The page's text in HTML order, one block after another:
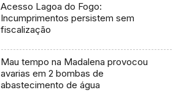
Acesso Lagoa do Fogo:
Incumprimentos persistem sem
fiscalização
Mau tempo na Madalena provocou
avarias em 2 bombas de
abastecimento de água